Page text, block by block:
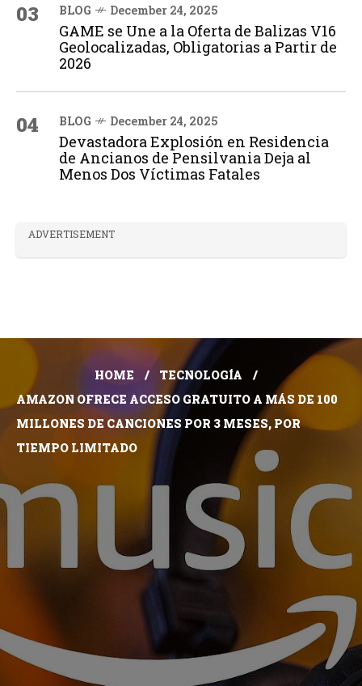
03 BLOG December 24, 2025
GAME se Une a la Oferta de Balizas V16
Geolocalizadas, Obligatorias a Partir de
2026
04 BLOG December 24, 2025
Devastadora Explosión en Residencia
de Ancianos de Pensilvania Deja al
Menos Dos Víctimas Fatales
ADVERTISEMENT
HOME
TECNOLOGÍA
AMAZON OFRECE ACCESO GRATUITO A MÁS DE 100
MILLONES DE CANCIONES POR 3 MESES, POR
TIEMPO LIMITADO